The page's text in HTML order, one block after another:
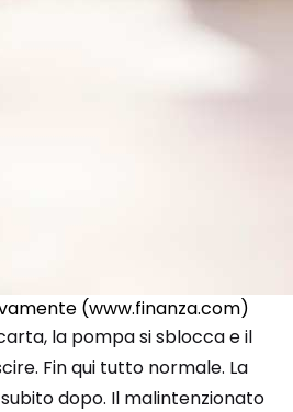
(www.finanza.com)
la pompa si sblocca e il
Fin qui tutto normale. La
dopo. Il malintenzionato